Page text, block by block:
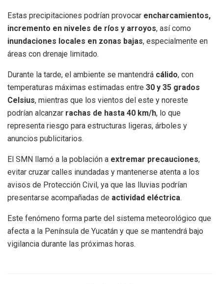
Estas precipitaciones podrían provocar encharcamientos,
incremento en niveles de ríos y arroyos, así como
inundaciones locales en zonas bajas, especialmente en
áreas con drenaje limitado.
Durante la tarde, el ambiente se mantendrá cálido, con
temperaturas máximas estimadas entre 30 y 35 grados
Celsius, mientras que los vientos del este y noreste
podrían alcanzar rachas de hasta 40 km/h, lo que
representa riesgo para estructuras ligeras, árboles y
anuncios publicitarios.
El SMN llamó a la población a extremar precauciones,
evitar cruzar calles inundadas y mantenerse atenta a los
avisos de Protección Civil, ya que las lluvias podrían
presentarse acompañadas de actividad eléctrica.
Este fenómeno forma parte del sistema meteorológico que
afecta a la Península de Yucatán y que se mantendrá bajo
vigilancia durante las próximas horas.